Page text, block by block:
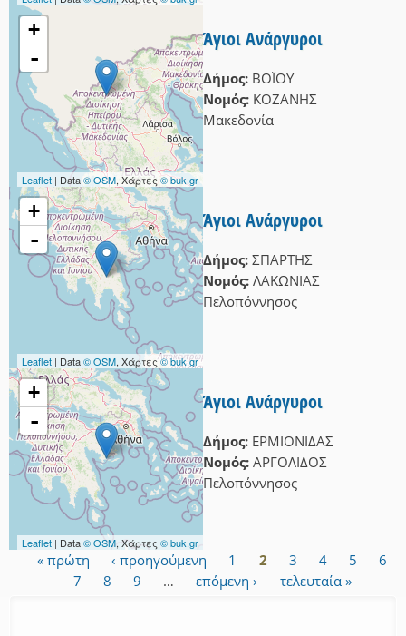
+
-
Leaflet | Data© OSM, Χάρτες© buk.gr
Άγιοι Ανάργυροι
Δήμος: ΒΟΪΟΥ
Νομός: ΚΟΖΑΝΗΣ
Μακεδονία
+
-
Leaflet | Data© OSM, Χάρτες© buk.gr
Άγιοι Ανάργυροι
Δήμος: ΣΠΑΡΤΗΣ
Νομός: ΛΑΚΩΝΙΑΣ
Πελοπόννησος
+
-
Leaflet | Data© OSM, Χάρτες © buk.gr
Άγιοι Ανάργυροι
Δήμος: ΕΡΜΙΟΝΙΔΑΣ
Νομός: ΑΡΓΟΛΙΔΟΣ
Πελοπόννησος
« πρώτη ‹ προηγούμενη 1 2 3 4 5
6
7
8 9 … επόμενη › τελευταία »